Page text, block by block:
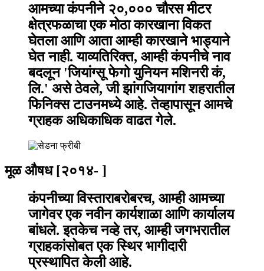
आमच्या कंपनीने २०,००० चौरस मीटर
क्षेत्रफळाचा एक मोठा कारखाना विकत
घेतला आणि आता आम्ही कारखाने भाड्याने
घेत नाही. याव्यतिरिक्त, आम्ही कंपनीचे नाव
बदलून 'जियांग्सू फेगो युनियन मशिनरी कं,
लि.' असे ठेवले, जी झांगजियागांग शहरातील
फिनिक्स टाउनमध्ये आहे. तेव्हापासून आमचे
ग्राहक अधिकाधिक वाढत गेले.
मूळ औषध [२०१४- ]
कंपनीच्या विस्ताराबरोबरच, आम्ही आमच्या
जागेवर एक नवीन कार्यशाळा आणि कार्यालय
बांधले. इतकेच नव्हे तर, आम्ही जगभरातील
ग्राहकांसोबत एक स्थिर भागीदारी
प्रस्थापित केली आहे.